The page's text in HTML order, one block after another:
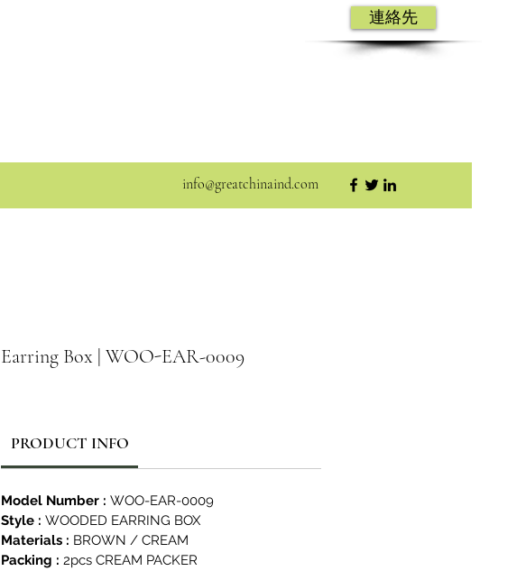
連絡先
info@greatchinaind.com
Earring Box | WOO-EAR-0009
PRODUCT INFO
Model Number : WOO-EAR-0009
Style : WOODED EARRING BOX
Materials : BROWN / CREAM
Packing : 2pcs CREAM PACKER